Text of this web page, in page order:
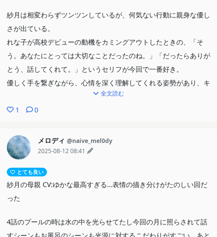
紗月は相変わらずツンツンしているが、何気ない行動に親身な優し
さが出ている。
れな子が高校デビューの動機をカミングアウトしたときの、「そ
う。あなたにとっては大切なことだったのね。」「だったらありが
とう、話してくれて。」というセリフが今回で一番好き。
優しく手を繋ぎながら、心情を深く理解してくれる姿勢があり、キ
っピンクになってしまってる。
紗月は、れな子にグイグイ行っているが、れな子は既にナチュラル
にキスするような恋愛観になってしまっているのだ。
さすがの紗月もビックリのようで、初めてちゃんと動揺していたか
も。ギャップがあって可愛い。
したい。
全文読む
1 0
メロディ @naive_mel0dy
2025-08-12 08:41
とても良い
紗月の母親 CV:ゆかな最高すぎる…表情の描き分けがたのしい回だ
った
4話のプールの時は水の中を光らせてたし今回の月に照らされて話